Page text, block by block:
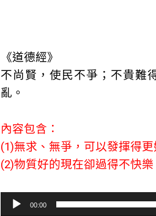
《道德經》
不尚賢，使民不爭；不貴難
亂。
內容包含：
(1)無求、無爭，可以發揮得更
(2)物質好的現在卻過得不快樂
00:00